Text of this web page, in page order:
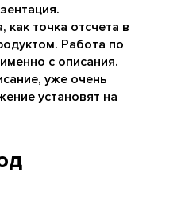
точка отсчета в
Работа по
с описания.
уже очень
установят на